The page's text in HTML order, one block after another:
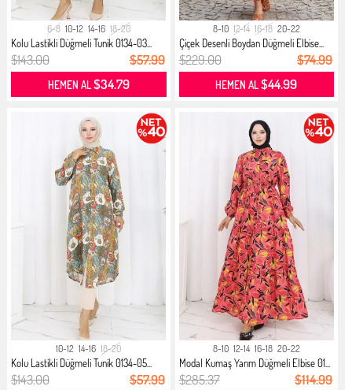
6-8 10-12 14-16 18-20
Kolu Lastikli Düğmeli Tunik 0134-03...
$143.00 $57.99
HEMEN AL$34.79
8-10 12-14 16-18 20-22
Çiçek Desenli Boydan Düğmeli Elbise...
$229.00 $74.99
HEMEN AL$44.99
10-12 14-16 18-20
Kolu Lastikli Düğmeli Tunik 0134-05...
$143.00 $57.99
8-10 12-14 16-18 20-22
Modal Kumaş Yarım Düğmeli Elbise 01...
$285.37 $114.99